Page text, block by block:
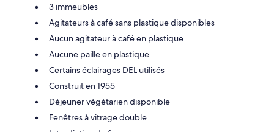
3 immeubles
Agitateurs à café sans plastique disponibles
Aucun agitateur à café en plastique
Aucune paille en plastique
Certains éclairages DEL utilisés
Construit en 1955
Déjeuner végétarien disponible
Fenêtres à vitrage double